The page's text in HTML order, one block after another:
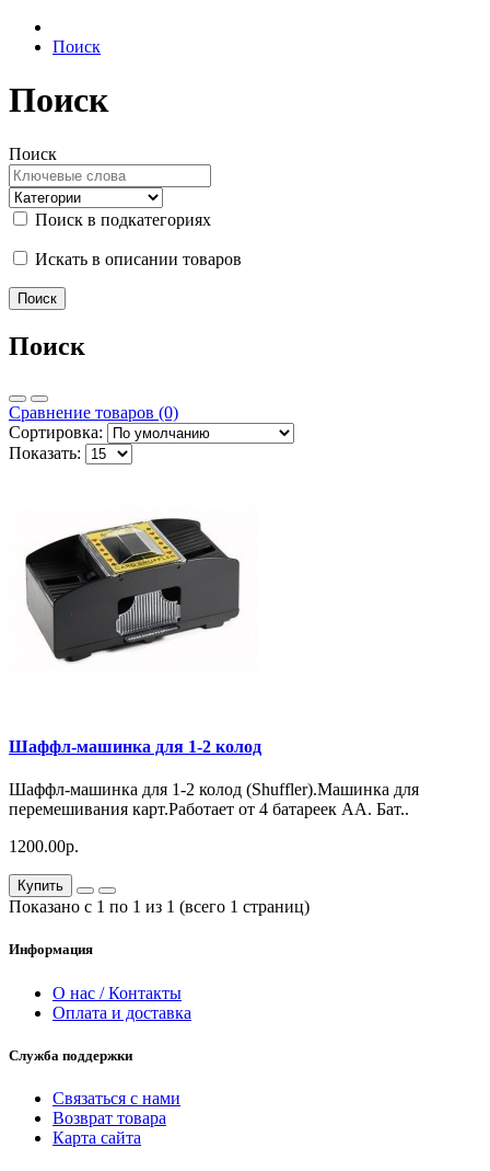
Поиск
Поиск
Поиск
Поиск в подкатегориях
Искать в описании товаров
Поиск
Сравнение товаров (0)
Сортировка:
Показать:
Шаффл-машинка для 1-2 колод
Шаффл-машинка для 1-2 колод (Shuffler).Машинка для
перемешивания карт.Работает от 4 батареек АА. Бат..
1200.00р.
Купить
Показано с 1 по 1 из 1 (всего 1 страниц)
Информация
О нас / Контакты
Оплата и доставка
Служба поддержки
Связаться с нами
Возврат товара
Карта сайта